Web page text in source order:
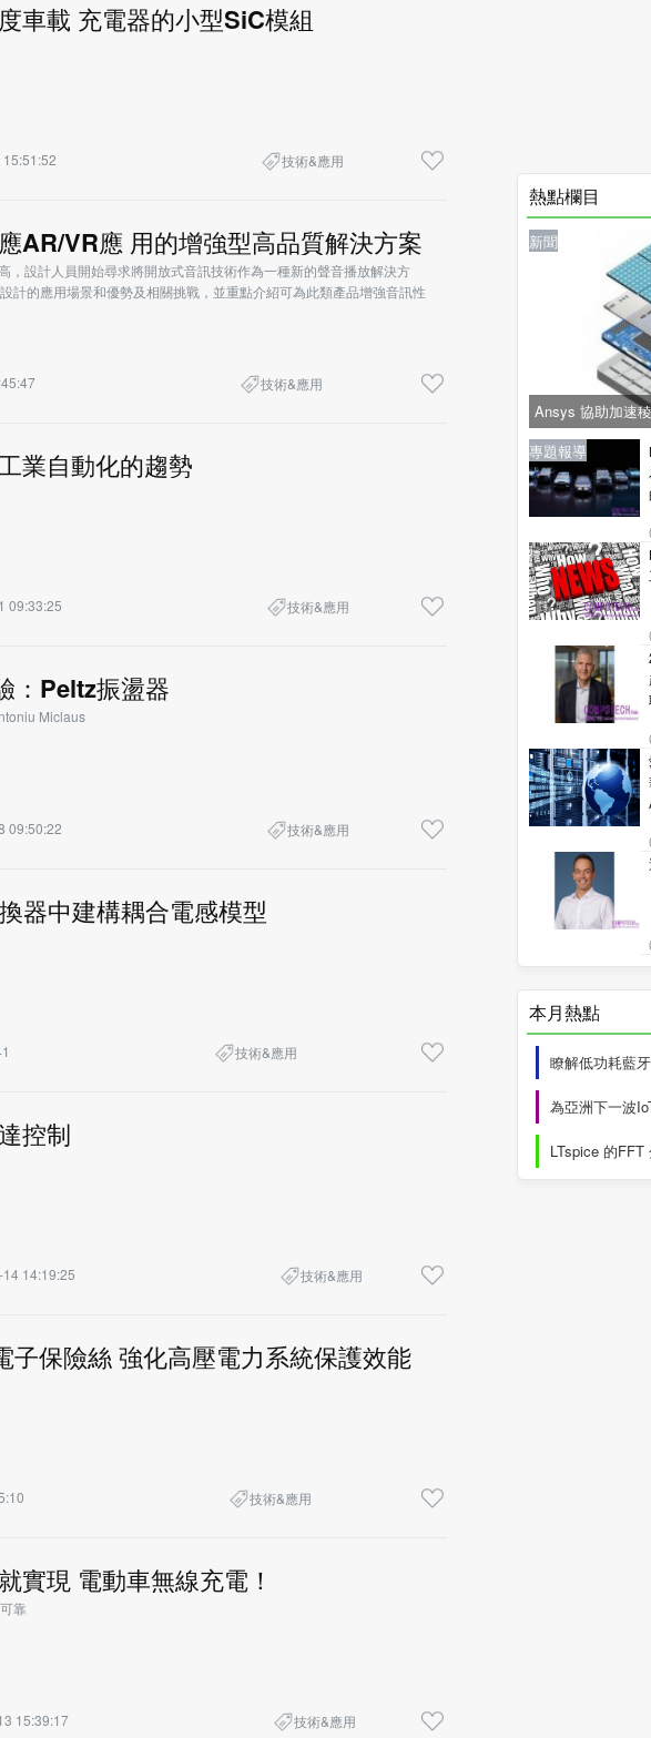
車載 充電器的小型SiC模組
技術&應用
AR/VR應 用的增強型高品質解決方案
，設計人員開始尋求將開放式音訊技術作為一種新的聲音播放解決方
計的應用場景和優勢及相關挑戰，並重點介紹可為此類產品增強音訊性
技術&應用
業自動化的趨勢
09:33:25 技術&應用
：Peltz振盪器
Miclaus
09:50:22 技術&應用
器中建構耦合電感模型
技術&應用
控制
14:19:25 技術&應用
子保險絲 強化高壓電力系統保護效能
技術&應用
實現 電動車無線充電！
靠
15:39:17 技術&應用
熱點欄目
新聞
Ansys 協助加速
星通訊的
新聞
新聞
專題報導
新聞
專題報導
本月熱點
瞭解低功耗藍
為亞洲下一波
LTspice 的